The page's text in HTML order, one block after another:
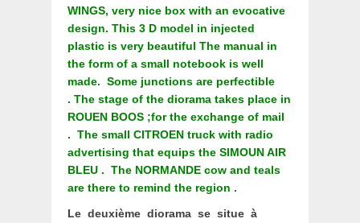
WINGS, very nice box with an evocative
design. This 3 D model in injected
plastic is very beautiful The manual in
the form of a small notebook is well
made. Some junctions are perfectible
. The stage of the diorama takes place in
ROUEN BOOS ;for the exchange of mail
. The small CITROEN truck with radio
advertising that equips the SIMOUN AIR
BLEU . The NORMANDE cow and teals
are there to remind the region .
Le deuxième diorama se situe à